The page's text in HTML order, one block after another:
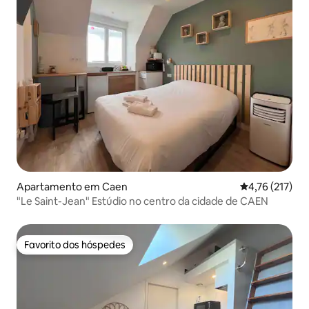
Apartamento em Caen Classificação
4,76 (217)
"Le Saint-Jean" Estúdio no centro da cidade de CAEN
Favorito dos hóspedes
Favorito dos hóspedes